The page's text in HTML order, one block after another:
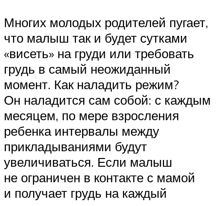
Многих молодых родителей пугает,
что малыш так и будет сутками
«висеть» на груди или требовать
грудь в самый неожиданный
момент. Как наладить режим?
Он наладится сам собой: с каждым
месяцем, по мере взросления
ребенка интервалы между
прикладываниями будут
увеличиваться. Если малыш
не ограничен в контакте с мамой
и получает грудь на каждый